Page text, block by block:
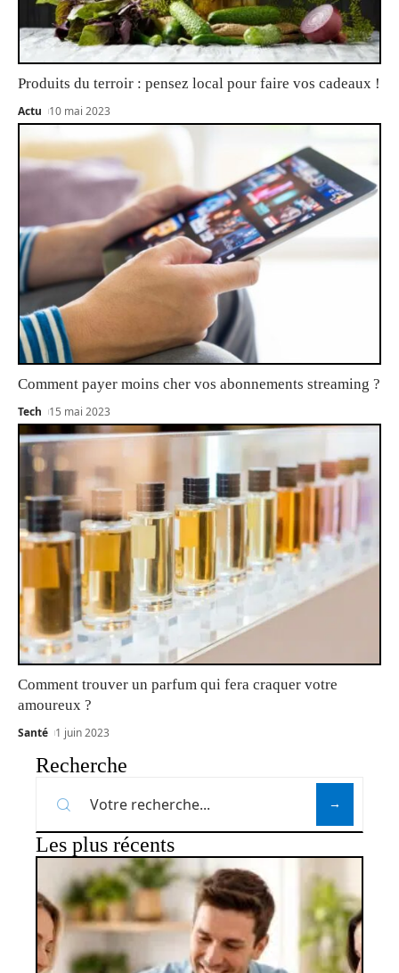
Produits du terroir : pensez local pour faire vos cadeaux !
Actu 10 mai 2023
Comment payer moins cher vos abonnements streaming ?
Tech 15 mai 2023
Comment trouver un parfum qui fera craquer votre
amoureux ?
Santé 1 juin 2023
Recherche
Les plus récents